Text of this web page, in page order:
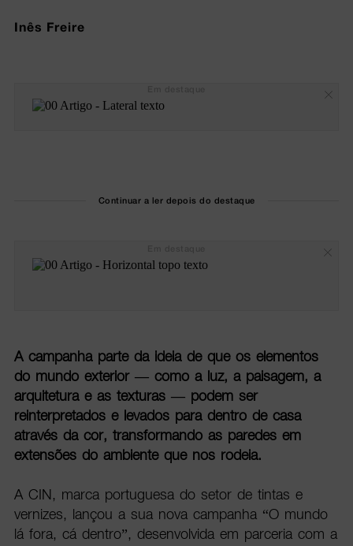
Inês Freire
Continuar a ler depois do destaque
A campanha parte da ideia de que os elementos
do mundo exterior — como a luz, a paisagem, a
arquitetura e as texturas — podem ser
reinterpretados e levados para dentro de casa
através da cor, transformando as paredes em
extensões do ambiente que nos rodeia.
A CIN, marca portuguesa do setor de tintas e
vernizes, lançou a sua nova campanha “O mundo
lá fora, cá dentro”, desenvolvida em parceria com a